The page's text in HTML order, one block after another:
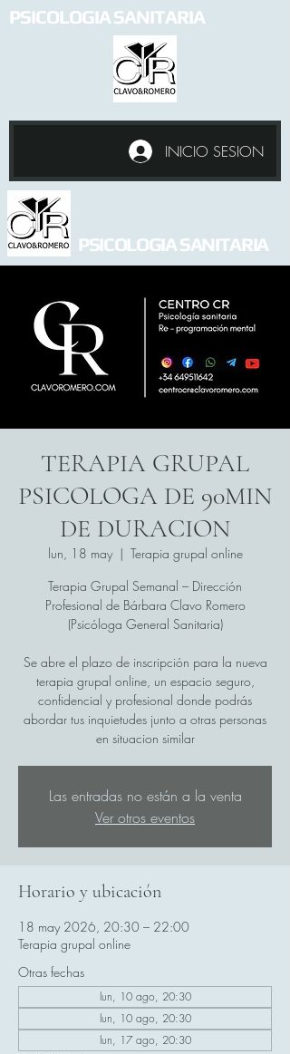
PSICOLOGIA SANITARIA
INICIO SESION
PSICOLOGIA SANITARIA
TERAPIA GRUPAL
PSICOLOGA DE 90MIN
DE DURACION
lun, 18 may
  |
Terapia grupal online
Terapia Grupal Semanal – Dirección
Profesional de Bárbara Clavo Romero
(Psicóloga General Sanitaria)
Se abre el plazo de inscripción para la nueva
terapia grupal online, un espacio seguro,
confidencial y profesional donde podrás
abordar tus inquietudes junto a otras personas
en situacion similar
Las entradas no están a la venta
Ver otros eventos
Horario y ubicación
18 may 2026, 20:30 – 22:00
Terapia grupal online
Otras fechas
lun, 10 ago, 20:30
lun, 10 ago, 20:30
lun, 17 ago, 20:30